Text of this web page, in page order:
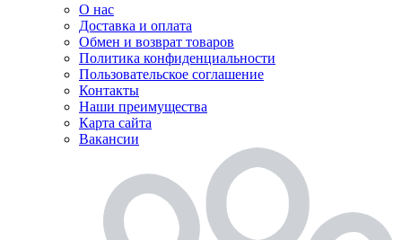
О нас
Доставка и оплата
Обмен и возврат товаров
Политика конфиденциальности
Пользовательское соглашение
Контакты
Наши преимущества
Карта сайта
Вакансии